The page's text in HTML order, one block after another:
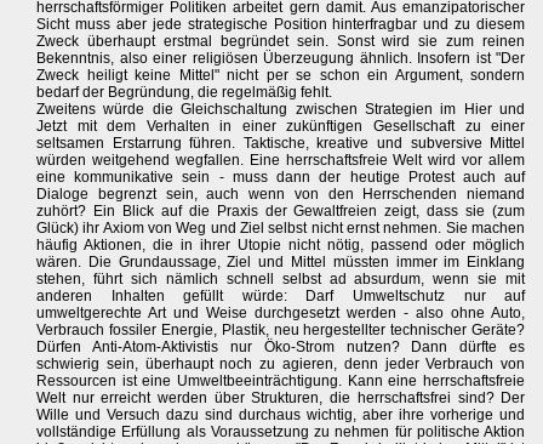
herrschaftsförmiger Politiken arbeitet gern damit. Aus emanzipatorischer
Sicht muss aber jede strategische Position hinterfragbar und zu diesem
Zweck überhaupt erstmal begründet sein. Sonst wird sie zum reinen
Bekenntnis, also einer religiösen Überzeugung ähnlich. Insofern ist "Der
Zweck heiligt keine Mittel" nicht per se schon ein Argument, sondern
bedarf der Begründung, die regelmäßig fehlt.
Zweitens würde die Gleichschaltung zwischen Strategien im Hier und
Jetzt mit dem Verhalten in einer zukünftigen Gesellschaft zu einer
seltsamen Erstarrung führen. Taktische, kreative und subversive Mittel
würden weitgehend wegfallen. Eine herrschaftsfreie Welt wird vor allem
eine kommunikative sein - muss dann der heutige Protest auch auf
Dialoge begrenzt sein, auch wenn von den Herrschenden niemand
zuhört? Ein Blick auf die Praxis der Gewaltfreien zeigt, dass sie (zum
Glück) ihr Axiom von Weg und Ziel selbst nicht ernst nehmen. Sie machen
häufig Aktionen, die in ihrer Utopie nicht nötig, passend oder möglich
wären. Die Grundaussage, Ziel und Mittel müssten immer im Einklang
stehen, führt sich nämlich schnell selbst ad absurdum, wenn sie mit
anderen Inhalten gefüllt würde: Darf Umweltschutz nur auf
umweltgerechte Art und Weise durchgesetzt werden - also ohne Auto,
Verbrauch fossiler Energie, Plastik, neu hergestellter technischer Geräte?
Dürfen Anti-Atom-Aktivistis nur Öko-Strom nutzen? Dann dürfte es
schwierig sein, überhaupt noch zu agieren, denn jeder Verbrauch von
Ressourcen ist eine Umweltbeeinträchtigung. Kann eine herrschaftsfreie
Welt nur erreicht werden über Strukturen, die herrschaftsfrei sind? Der
Wille und Versuch dazu sind durchaus wichtig, aber ihre vorherige und
vollständige Erfüllung als Voraussetzung zu nehmen für politische Aktion